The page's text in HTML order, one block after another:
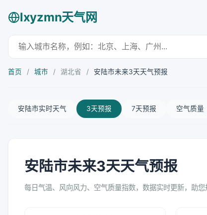
lxyzmn天气网
首页 / 城市 / 湖北省 / 安陆市未来3天天气预报
安陆市实时天气 3天预报 7天预报 空气质量
安陆市未来3天天气预报
每日气温、风向风力、空气质量指数，数据实时更新，助